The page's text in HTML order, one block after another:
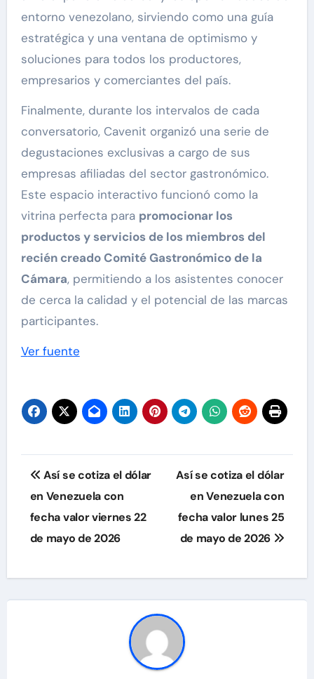
entorno venezolano, sirviendo como una guía
estratégica y una ventana de optimismo y
soluciones para todos los productores,
empresarios y comerciantes del país.
Finalmente, durante los intervalos de cada
conversatorio, Cavenit organizó una serie de
degustaciones exclusivas a cargo de sus
empresas afiliadas del sector gastronómico.
Este espacio interactivo funcionó como la
vitrina perfecta para promocionar los
productos y servicios de los miembros del
recién creado Comité Gastronómico de la
Cámara, permitiendo a los asistentes conocer
de cerca la calidad y el potencial de las marcas
participantes.
Ver fuente
Navegación
de
entradas
Así se cotiza el dólar
en Venezuela con
fecha valor viernes 22
de mayo de 2026
Así se cotiza el dólar
en Venezuela con
fecha valor lunes 25
de mayo de 2026